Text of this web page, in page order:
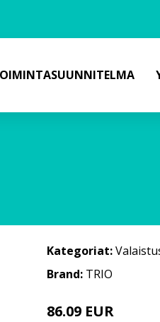
Kategoriat:
Brand: TRIO
86.09 EUR